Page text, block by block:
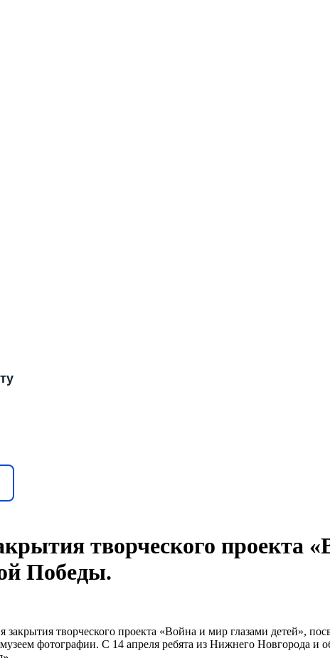
творческого проекта
Победы.
закрытия творческого проекта «Война и мир глазами детей»,
фотографии. С 14 апреля ребята из Нижнего Новгорода и